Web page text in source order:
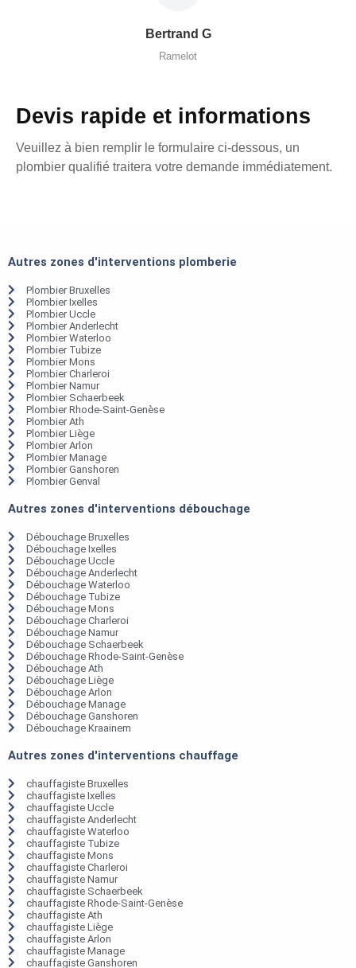
Bertrand G
Ramelot
Devis rapide et informations
Veuillez à bien remplir le formulaire ci-dessous, un
plombier qualifié traitera votre demande immédiatement.
Autres zones d'interventions plomberie
Plombier Bruxelles
Plombier Ixelles
Plombier Uccle
Plombier Anderlecht
Plombier Waterloo
Plombier Tubize
Plombier Mons
Plombier Charleroi
Plombier Namur
Plombier Schaerbeek
Plombier Rhode-Saint-Genèse
Plombier Ath
Plombier Liège
Plombier Arlon
Plombier Manage
Plombier Ganshoren
Plombier Genval
Autres zones d'interventions débouchage
Débouchage Bruxelles
Débouchage Ixelles
Débouchage Uccle
Débouchage Anderlecht
Débouchage Waterloo
Débouchage Tubize
Débouchage Mons
Débouchage Charleroi
Débouchage Namur
Débouchage Schaerbeek
Débouchage Rhode-Saint-Genèse
Débouchage Ath
Débouchage Liège
Débouchage Arlon
Débouchage Manage
Débouchage Ganshoren
Débouchage Kraainem
Autres zones d'interventions chauffage
chauffagiste Bruxelles
chauffagiste Ixelles
chauffagiste Uccle
chauffagiste Anderlecht
chauffagiste Waterloo
chauffagiste Tubize
chauffagiste Mons
chauffagiste Charleroi
chauffagiste Namur
chauffagiste Schaerbeek
chauffagiste Rhode-Saint-Genèse
chauffagiste Ath
chauffagiste Liège
chauffagiste Arlon
chauffagiste Manage
chauffagiste Ganshoren